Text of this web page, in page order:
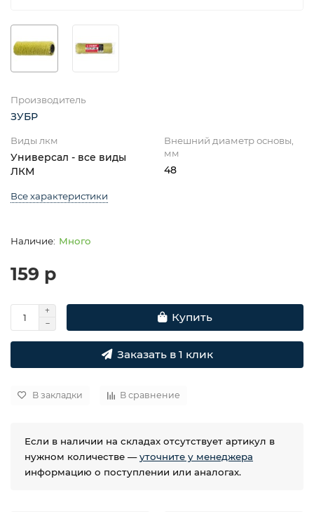
Производитель
ЗУБР
Виды лкм
Универсал - все виды
ЛКМ
Внешний диаметр основы,
мм
48
Все характеристики
Много
159 р
Купить
Заказать в 1 клик
В закладки В сравнение
Если в наличии на складах отсутствует артикул в
нужном количестве —уточните у менеджера
информацию о поступлении или аналогах.